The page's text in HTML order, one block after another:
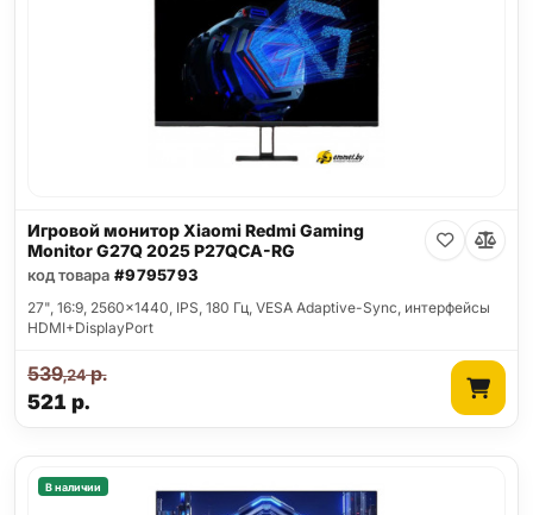
Игровой монитор Xiaomi Redmi Gaming
Monitor G27Q 2025 P27QCA-RG
код товара #9795793
27", 16:9, 2560x1440, IPS, 180 Гц, VESA Adaptive-Sync, интерфейсы
HDMI+DisplayPort
521 р.
539,24р.
В наличии